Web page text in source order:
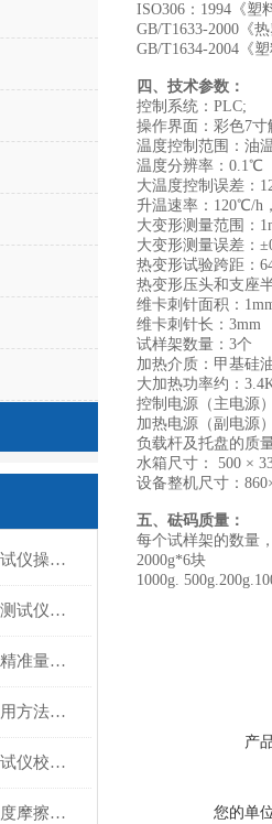
人工血管整体水渗漏性测试仪操作中最容易出错的步骤
人工血管反复穿刺后强度测试仪是什么？透析患者的“生命管“质量靠它把关！
注射针针尖刺穿力测试仪精准量化针尖锋利度，构筑临床安全防线
导尿管耐弯曲性测试仪使用方法与操作规范
人工血管探头破裂强度测试仪校准规范：精准赋能医疗安全的技术基准
教你怎样正确的操作色牢度摩擦测试机
ISO306：1994《
GB/T1633-2000《
GB/T1634-2004《
四、技术参数：
控制系统：PLC;
操作界面：彩色7
温度控制范围：油
温度分辨率：0.1℃
大温度控制误差：
升温速率：120℃/h
大变形测量范围：
大变形测量误差：
热变形试验跨距：
热变形压头和支座
维卡刺针面积：
维卡刺针长：
试样架数量：3个
加热介质：甲基硅
大加热功率约：
控制电源（主电源
加热电源（副电源
负载杆及托盘的质
水箱尺寸： 500 ×
设备整机尺寸：
五、砝码质量：
每个试样架的数量
2000g*6块
1000g.
产
您的单